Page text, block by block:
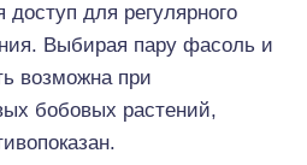
для регулярного
Выбирая пару фасоль и
возможна при
бобовых растений,